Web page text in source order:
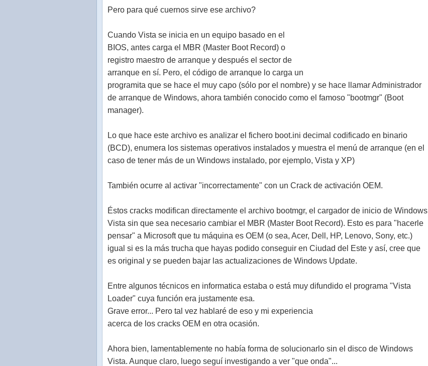
Pero para qué cuernos sirve ese archivo?
Cuando Vista se inicia en un equipo basado en el
BIOS, antes carga el MBR (Master Boot Record) o
registro maestro de arranque y después el sector de
arranque en sí. Pero, el código de arranque lo carga un
programita que se hace el muy capo (sólo por el nombre) y se hace llamar Administrador
de arranque de Windows, ahora también conocido como el famoso "bootmgr" (Boot
manager).
Lo que hace este archivo es analizar el fichero boot.ini decimal codificado en binario
(BCD), enumera los sistemas operativos instalados y muestra el menú de arranque (en el
caso de tener más de un Windows instalado, por ejemplo, Vista y XP)
También ocurre al activar "incorrectamente" con un Crack de activación OEM.
Éstos cracks modifican directamente el archivo bootmgr, el cargador de inicio de Windows
Vista sin que sea necesario cambiar el MBR (Master Boot Record). Esto es para "hacerle
pensar" a Microsoft que tu máquina es OEM (o sea, Acer, Dell, HP, Lenovo, Sony, etc.)
igual si es la más trucha que hayas podido conseguir en Ciudad del Este y así, cree que
es original y se pueden bajar las actualizaciones de Windows Update.
Entre algunos técnicos en informatica estaba o está muy difundido el programa "Vista
Loader" cuya función era justamente esa.
Grave error... Pero tal vez hablaré de eso y mi experiencia
acerca de los cracks OEM en otra ocasión.
Ahora bien, lamentablemente no había forma de solucionarlo sin el disco de Windows
Vista. Aunque claro, luego seguí investigando a ver "que onda"...